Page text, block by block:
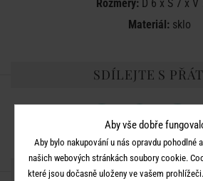
Rozměry:D 6 x Š 7 x V
Materiál: sklo
SDÍLEJTE S
DALŠÍ PRODUKTY
Aby vše dobře
Aby bylo nakupování u nás opravdu pohodlné
našich webových stránkách soubory cookie.
které jsou dočasně uloženy ve vašem